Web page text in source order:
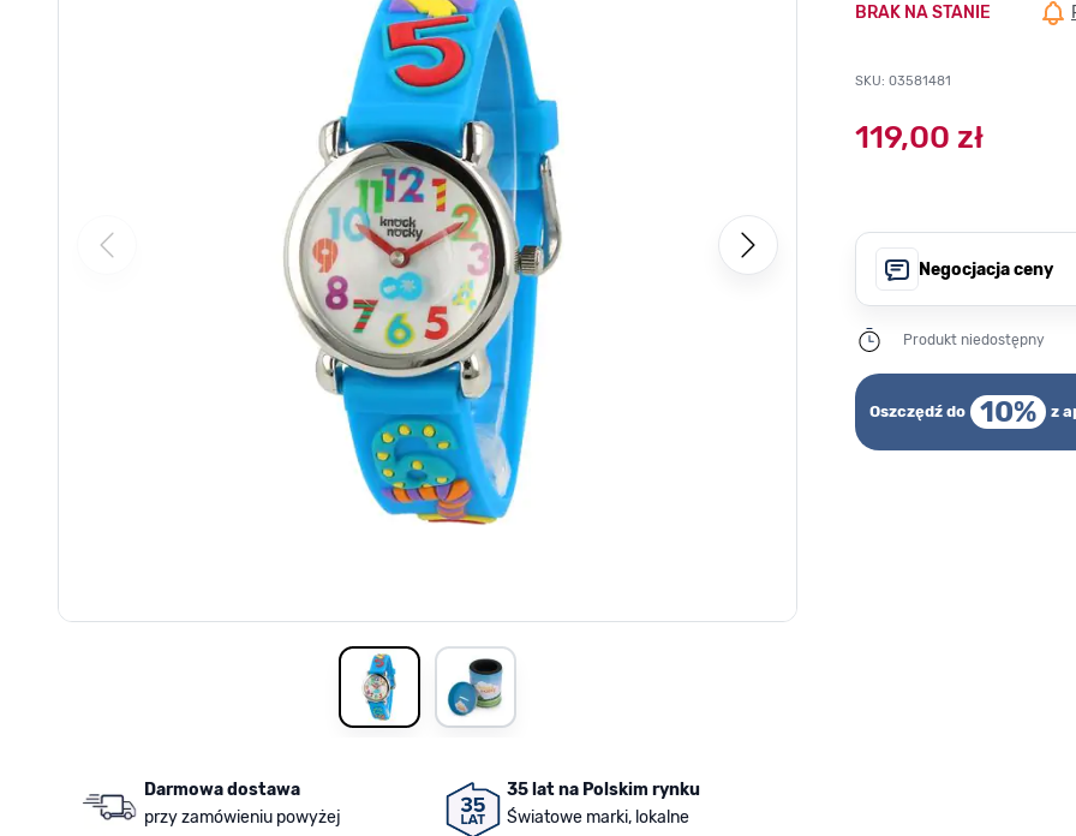
View larger imageView larger image
Darmowa dostawa
przy zamówieniu powyżej
35 lat na Polskim rynku
Światowe marki, lokalne
BRAK NA STANIE
SKU: 03581481
119,00 zł
Negocjacja ceny
Produkt niedostępny
Oszczędź do 10% z